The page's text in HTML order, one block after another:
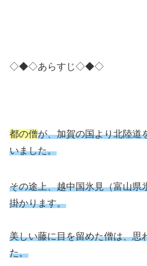
◇◆◇あらすじ◇◆◇
都の僧が、加賀の国より北陸道
いました。
その途上、越中国氷見（富山県
掛かります。
美しい藤に目を留めた僧は、思
た。